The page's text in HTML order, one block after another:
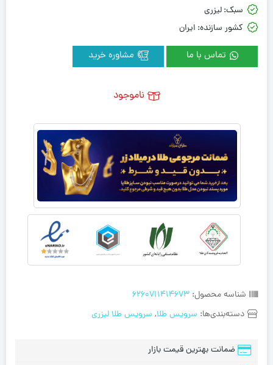
شناسه محصول: 6260711414673
دسته‌بندی‌ها: سرویس طلا, سرویس طلا لیزری
سبک:لیزری
کشور سازنده: ایران
تماس با ما
ضمانت بهترین قیمت بازار
ناموجود